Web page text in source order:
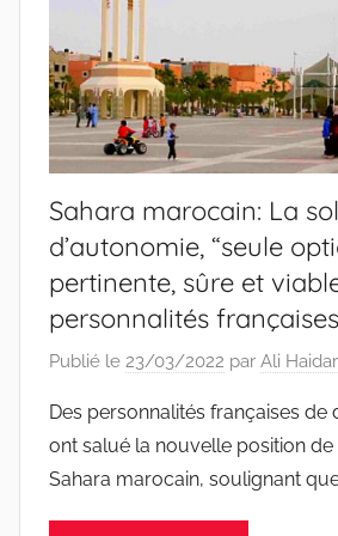
Sahara marocain: La
d’autonomie, “seule
pertinente, sûre et
personnalités
Publié le 23/03/2022 par Ali Haidar
Des personnalités françaises de
ont salué la nouvelle position de
Sahara marocain, soulignant